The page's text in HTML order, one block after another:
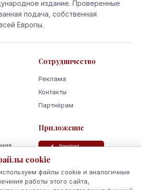
издание. Проверенные
подача, собственная
Европы.
Сотрудничество
Реклама
Контакты
Партнёрам
Приложение
cookie
файлы cookie и аналогичные
работы этого сайта,